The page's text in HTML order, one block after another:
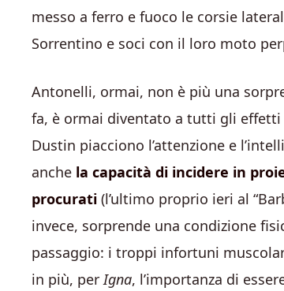
messo a ferro e fuoco le corsie
Sorrentino e soci con il loro moto
Antonelli, ormai, non è più una
fa, è ormai diventato a tutti gli
Dustin piacciono l’attenzione e
anche la capacità di incidere in
procurati (l’ultimo proprio ieri al
invece, sorprende una condizione
passaggio: i troppi infortuni
in più, perIgna, l’importanza di